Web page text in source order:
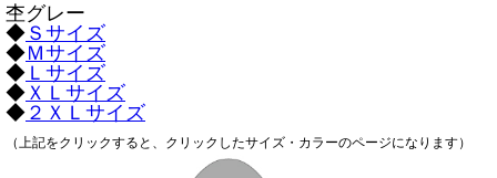
杢グレー
◆ Ｓサイズ
◆Ｍサイズ
◆ Ｌサイズ
◆ ＸＬサイズ
◆ ２ＸＬサイズ
（上記をクリックすると、クリックしたサイズ・カラーのページになります）